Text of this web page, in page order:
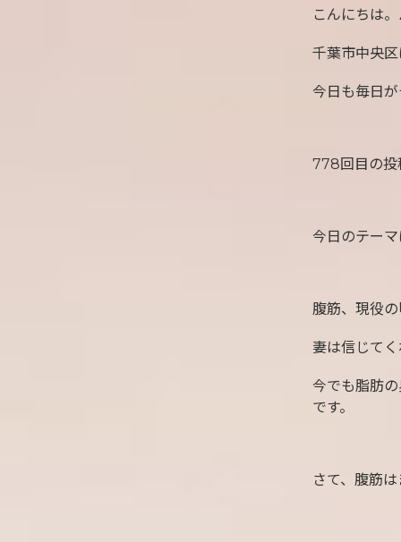
こんにちは
千葉市中央
今日も毎日
778回目の投
今日のテー
腹筋、現役
妻は信じて
今でも脂肪
です。
さて、腹筋